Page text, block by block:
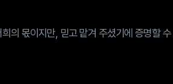
의 몫이지만, 믿고 맡겨 주셨기에 증명할